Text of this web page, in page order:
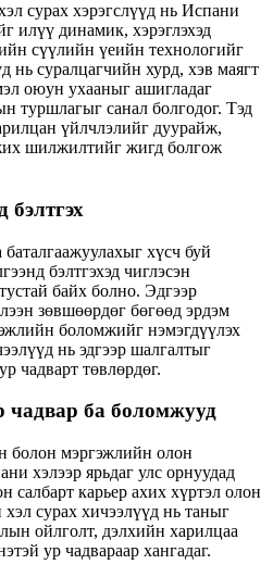
сурах хэрэгслүүд нь Испани
илүү динамик, хэрэглэхэд
сүүлийн үеийн технологийг
нь суралцагчийн хурд, хэв маягт
оюун ухааныг ашигладаг
туршлагыг санал болгодог. Тэд
үйлчлэлийг дуурайж,
шилжилтийг жигд болгож
бэлтгэх
хүсч буй
бэлтгэхэд чиглэсэн
байх болно. Эдгээр
зөвшөөрдөг бөгөөд эрдэм
боломжийг нэмэгдүүлэх
нь эдгээр шалгалтыг
чадварт төвлөрдөг.
чадвар ба боломжууд
болон мэргэжлийн олон
хэлээр ярьдаг улс орнуудад
салбарт карьер ахих хүртэл олон
сурах хичээлүүд нь таныг
ойлголт, дэлхийн харилцаа
ур чадвараар хангадаг.